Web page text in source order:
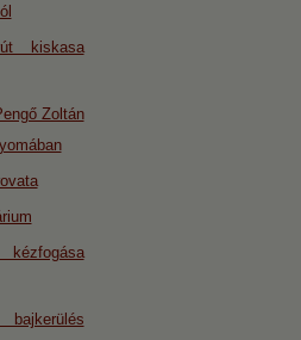
kiskasa
Zoltán